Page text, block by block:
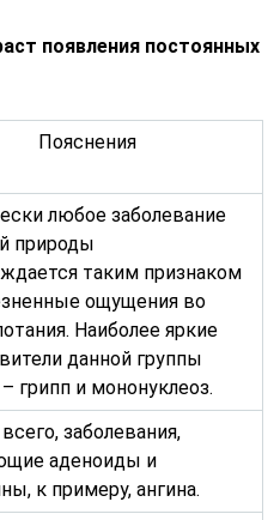
появления постоянных
Пояснения
любое заболевание
природы
таким признаком
ощущения во
Наиболее яркие
данной группы
грипп и мононуклеоз.
заболевания,
аденоиды и
к примеру, ангина.